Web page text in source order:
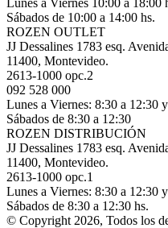
Lunes a Viernes 10:00 a 18:00
Sábados de 10:00 a 14:00 hs.
ROZEN OUTLET
JJ Dessalines 1783 esq.
11400, Montevideo.
2613-1000 opc.2
092 528 000
Lunes a Viernes: 8:30 a 12:30
Sábados de 8:30 a 12:30
ROZEN DISTRIBUCIÓN
JJ Dessalines 1783 esq.
11400, Montevideo.
2613-1000 opc.1
Lunes a Viernes: 8:30 a 12:30
Sábados de 8:30 a 12:30 hs.
© Copyright 2026, Todos los